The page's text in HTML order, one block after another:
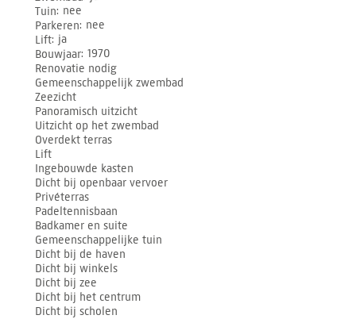
Tuin nee
Parkeren nee
Lift ja
Bouwjaar 1970
Renovatie nodig
Gemeenschappelijk zwembad
Zeezicht
Panoramisch uitzicht
Uitzicht op het zwembad
Overdekt terras
Lift
Ingebouwde kasten
Dicht bij openbaar vervoer
Privéterras
Padeltennisbaan
Badkamer en suite
Gemeenschappelijke tuin
Dicht bij de haven
Dicht bij winkels
Dicht bij zee
Dicht bij het centrum
Dicht bij scholen